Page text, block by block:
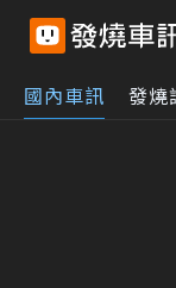
國內車訊 發燒